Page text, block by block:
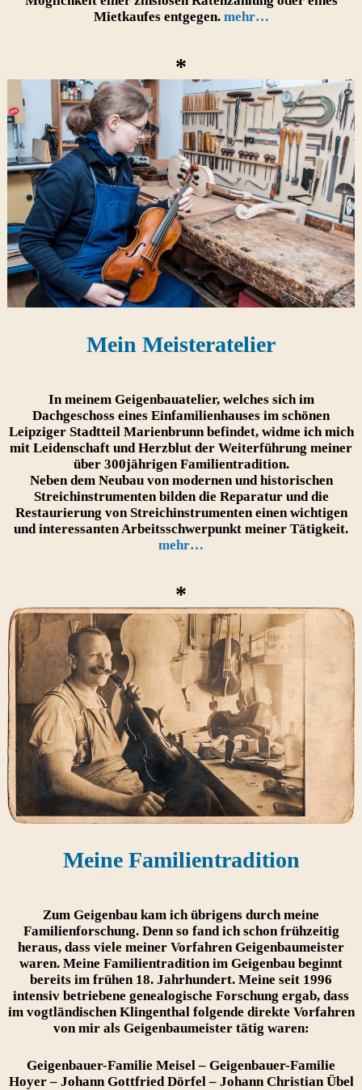
Mietkaufes entgegen. mehr…
*
Mein Meisteratelier
In meinem Geigenbauatelier, welches sich im
Dachgeschoss eines Einfamilienhauses im schönen
Leipziger Stadtteil Marienbrunn befindet, widme ich mich
mit Leidenschaft und Herzblut der Weiterführung meiner
über 300jährigen Familientradition.
Neben dem Neubau von modernen und historischen
Streichinstrumenten bilden die Reparatur und die
Restaurierung von Streichinstrumenten einen wichtigen
und interessanten Arbeitsschwerpunkt meiner Tätigkeit.
mehr…
*
Meine Familientradition
Zum Geigenbau kam ich übrigens durch meine
Familienforschung. Denn so fand ich schon frühzeitig
heraus, dass viele meiner Vorfahren Geigenbaumeister
waren. Meine Familientradition im Geigenbau beginnt
bereits im frühen 18. Jahrhundert. Meine seit 1996
intensiv betriebene genealogische Forschung ergab, dass
im vogtländischen Klingenthal folgende direkte Vorfahren
von mir als Geigenbaumeister tätig waren:
Geigenbauer-Familie Meisel – Geigenbauer-Familie
Hoyer – Johann Gottfried Dörfel – Johann Christian Übel